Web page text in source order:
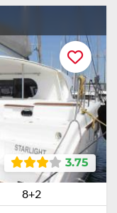
3.75
8+2